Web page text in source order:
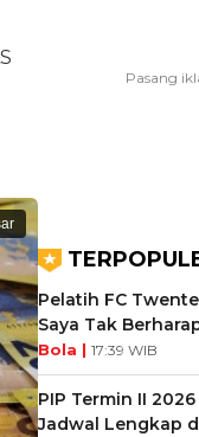
Pelatih FC
Saya Tak
Bola | 17:39 WIB
PIP Termin II
Jadwal Lengkap